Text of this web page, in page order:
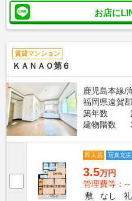
お店に
賃貸マンション
ＫＡＮＡＯ第６
鹿児島本線/
福岡県遠賀
築年数
建物階数
即入居 写真充実
3.5万円
管理費等：--
敷
なし 礼